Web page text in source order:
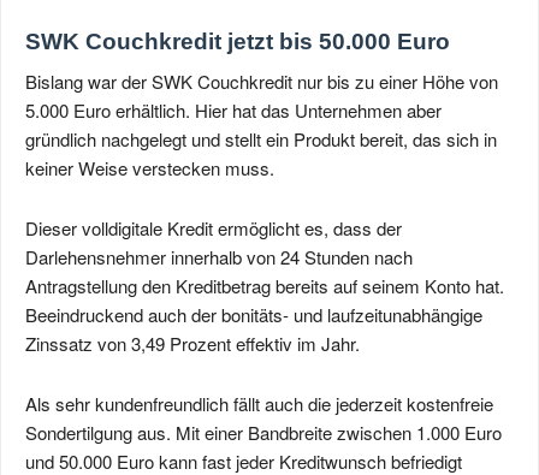
SWK Couchkredit jetzt bis 50.000 Euro
Bislang war der SWK Couchkredit nur bis zu einer Höhe von
5.000 Euro erhältlich. Hier hat das Unternehmen aber
gründlich nachgelegt und stellt ein Produkt bereit, das sich in
keiner Weise verstecken muss.
Dieser volldigitale Kredit ermöglicht es, dass der
Darlehensnehmer innerhalb von 24 Stunden nach
Antragstellung den Kreditbetrag bereits auf seinem Konto hat.
Beeindruckend auch der bonitäts- und laufzeitunabhängige
Zinssatz von 3,49 Prozent effektiv im Jahr.
Als sehr kundenfreundlich fällt auch die jederzeit kostenfreie
Sondertilgung aus. Mit einer Bandbreite zwischen 1.000 Euro
und 50.000 Euro kann fast jeder Kreditwunsch befriedigt